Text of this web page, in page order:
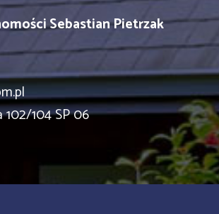
Sebastian Pietrzak
102/104 SP 06